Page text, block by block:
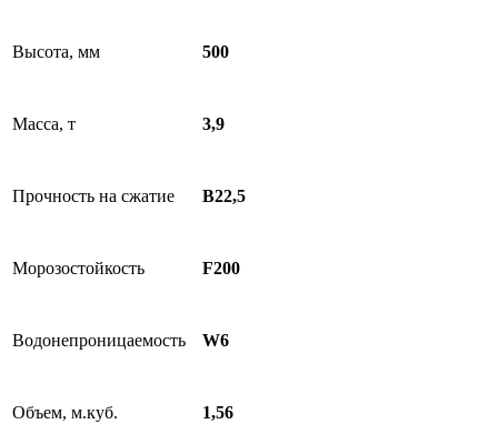
Высота, мм 500
Масса, т 3,9
Прочность на сжатие B22,5
Морозостойкость F200
Водонепроницаемость W6
Объем, м.куб. 1,56